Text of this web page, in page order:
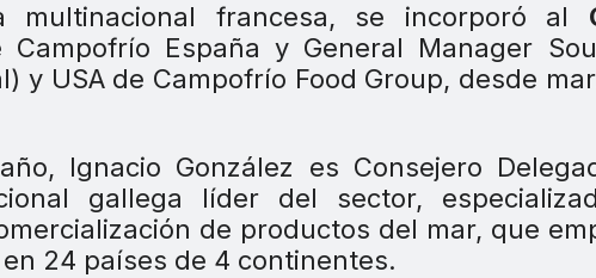
francesa, se incorporó al
España y General Manager
y USA de Campofrío Food Group, desde
Ignacio González es Consejero
gallega líder del sector,
de productos del mar, que
24 países de 4 continentes.